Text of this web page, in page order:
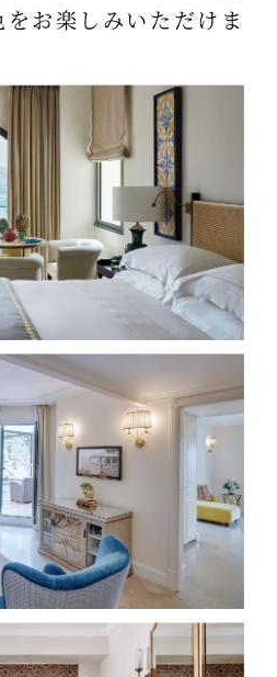
お楽しみいただけま